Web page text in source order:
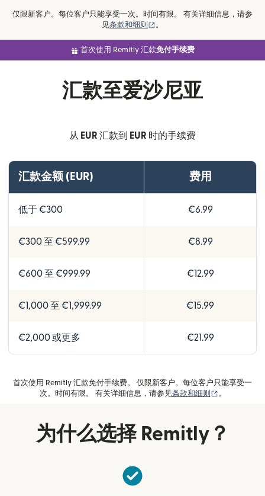
仅限新客户。每位客户只能享受一次。时间有限。 有关详细信息，请参
见条款和细则 。
首次使用 Remitly 汇款免付手续费
汇款至爱沙尼亚
从 EUR 汇款到 EUR 时的手续费
汇款金额 (EUR) 费用
低于 €300 €6.99
€300 至 €599.99 €8.99
€600 至 €999.99 €12.99
€1,000 至 €1,999.99 €15.99
€2,000 或更多 €21.99
首次使用 Remitly 汇款免付手续费。 仅限新客户。每位客户只能享受一
次。时间有限。 有关详细信息，请参见条款和细则 （在新窗口中
。
为什么选择 Remitly？